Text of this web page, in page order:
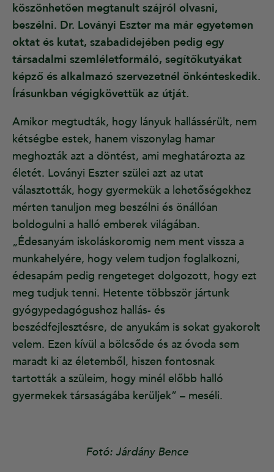
köszönhetően megtanult szájról olvasni,
beszélni. Dr. Loványi Eszter ma már egyetemen
oktat és kutat, szabadidejében pedig egy
társadalmi szemléletformáló, segítőkutyákat
képző és alkalmazó szervezetnél önkénteskedik.
Írásunkban végigkövettük az útját.
Amikor megtudták, hogy lányuk hallássérült, nem
kétségbe estek, hanem viszonylag hamar
meghozták azt a döntést, ami meghatározta az
életét. Loványi Eszter szülei azt az utat
választották, hogy gyermekük a lehetőségekhez
mérten tanuljon meg beszélni és önállóan
boldogulni a halló emberek világában.
„Édesanyám iskoláskoromig nem ment vissza a
munkahelyére, hogy velem tudjon foglalkozni,
édesapám pedig rengeteget dolgozott, hogy ezt
meg tudjuk tenni. Hetente többször jártunk
gyógypedagógushoz hallás- és
beszédfejlesztésre, de anyukám is sokat gyakorolt
velem. Ezen kívül a bölcsőde és az óvoda sem
maradt ki az életemből, hiszen fontosnak
tartották a szüleim, hogy minél előbb halló
gyermekek társaságába kerüljek” – meséli.
Fotó: Járdány Bence